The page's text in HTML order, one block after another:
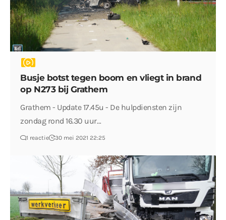
Busje botst tegen boom en vliegt in brand
op N273 bij Grathem
Grathem - Update 17.45u - De hulpdiensten zijn
zondag rond 16.30 uur…
1 reactie 30 mei 2021 22:25